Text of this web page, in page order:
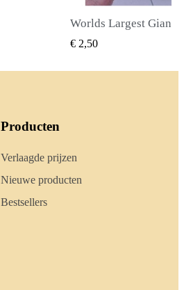
SNEL
€ 2,40
Producten
Verlaagde prijzen
Nieuwe producten
Bestsellers